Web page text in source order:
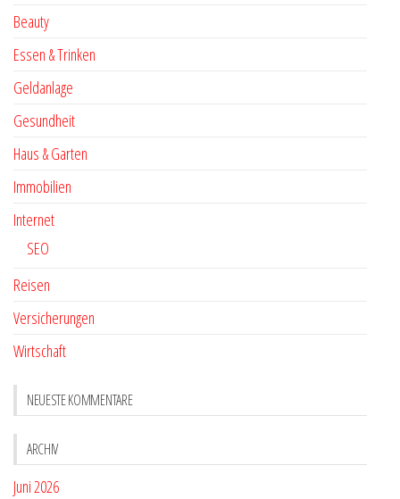
Beauty
Essen & Trinken
Geldanlage
Gesundheit
Haus & Garten
Immobilien
Internet
SEO
Reisen
Versicherungen
Wirtschaft
NEUESTE KOMMENTARE
ARCHIV
Juni 2026